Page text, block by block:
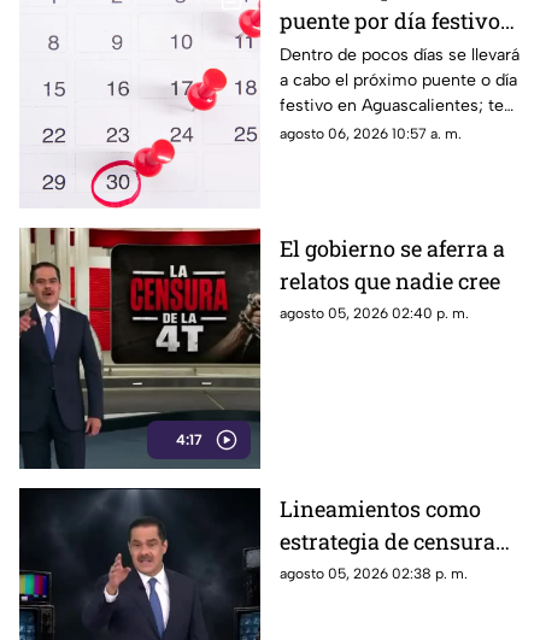
puente por día festivo
2026 para trabajadores
y estudiantes en
Aguascalientes
Dentro de pocos días se llevará
a cabo el próximo puente o día
festivo en Aguascalientes; te
contamos la fecha oficial para
agosto 06, 2026 10:57 a. m.
4:17
El gobierno se aferra a
relatos que nadie cree
agosto 05, 2026 02:40 p. m.
Lineamientos como
estrategia de censura
contra los ciudadanos
agosto 05, 2026 02:38 p. m.